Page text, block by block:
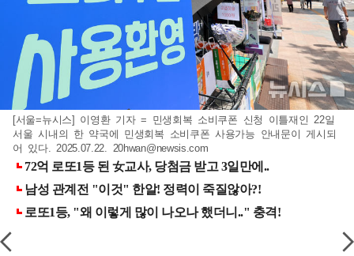
[서울=뉴시스] 이영환 기자 = 민생회복 소비쿠폰 신청 이틀재인 22일
서울 시내의 한 약국에 민생회복 소비쿠폰 사용가능 안내문이 게시되
어 있다. 2025.07.22. 20hwan@newsis.com